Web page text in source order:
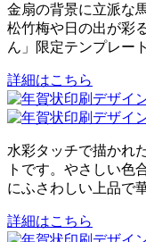
金扇の背景に立派な
松竹梅や日の出が彩
ん」限定テンプレー
詳細はこちら
水彩タッチで描かれ
トです。やさしい色
にふさわしい上品で
詳細はこちら